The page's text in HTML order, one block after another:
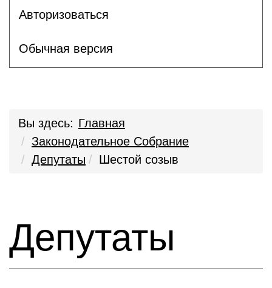
Авторизоваться
Обычная версия
Вы здесь: Главная
Законодательное Собрание
Депутаты
Шестой созыв
Депутаты